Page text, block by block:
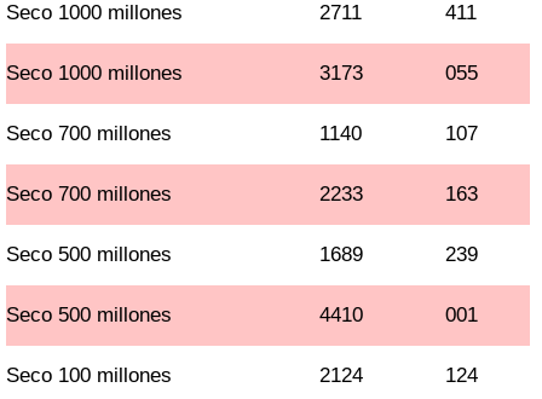
Seco 1000 millones 2711 411
Seco 1000 millones 3173 055
Seco 700 millones 1140 107
Seco 700 millones 2233 163
Seco 500 millones 1689 239
Seco 500 millones 4410 001
Seco 100 millones 2124 124